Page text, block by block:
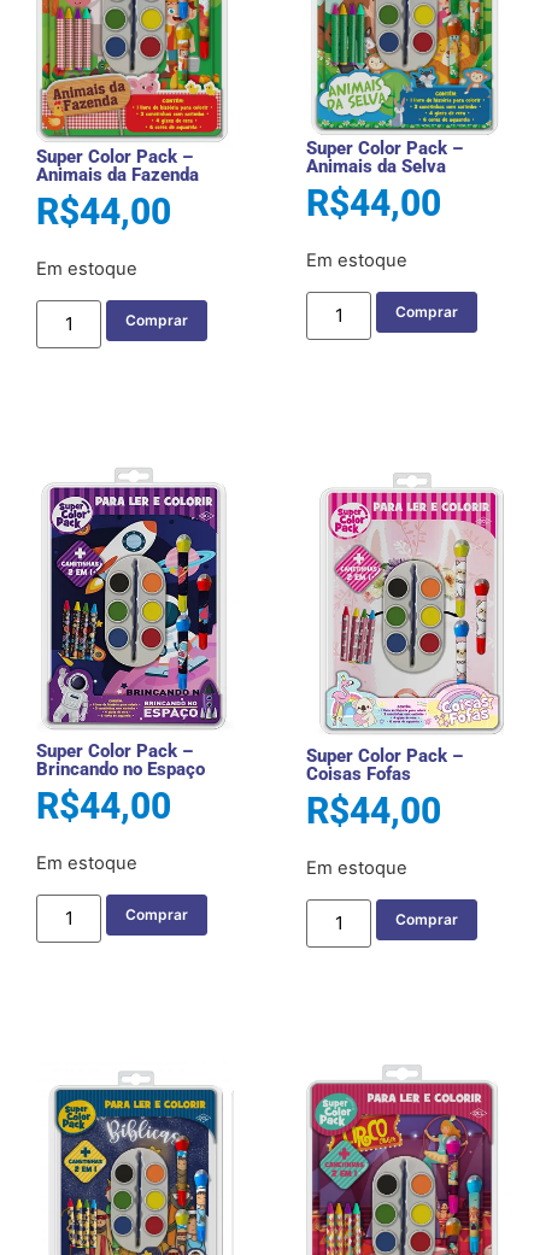
Super Color Pack –
Animais da Fazenda
R$44,00
Em estoque
Comprar
Super Color Pack –
Animais da Selva
R$44,00
Em estoque
Comprar
Super Color Pack –
Brincando no Espaço
R$44,00
Em estoque
Comprar
Super Color Pack –
Coisas Fofas
R$44,00
Em estoque
Comprar